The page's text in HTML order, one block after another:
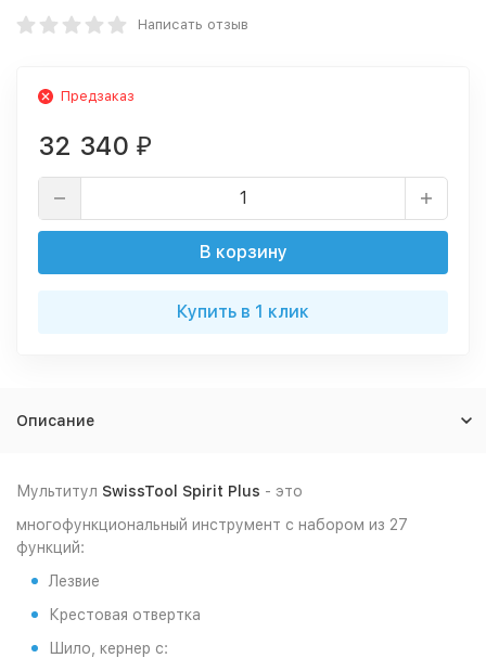
Написать отзыв
Предзаказ
32 340 ₽
В корзину
Купить в 1 клик
Описание
Мультитул SwissTool Spirit Plus - это
многофункциональный инструмент с набором из 27
функций:
Лезвие
Крестовая отвертка
Шило, кернер с: